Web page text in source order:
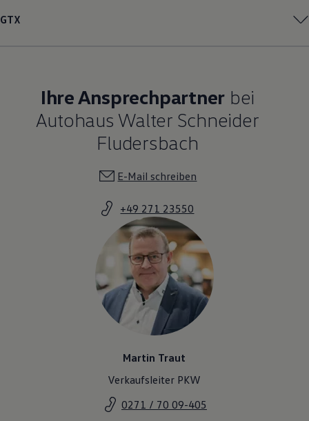
GTX
Ihre Ansprechpartner bei
Autohaus Walter Schneider
Fludersbach
E-Mail schreiben
+49 271 23550
Martin Traut
Verkaufsleiter PKW
0271 / 70 09-405